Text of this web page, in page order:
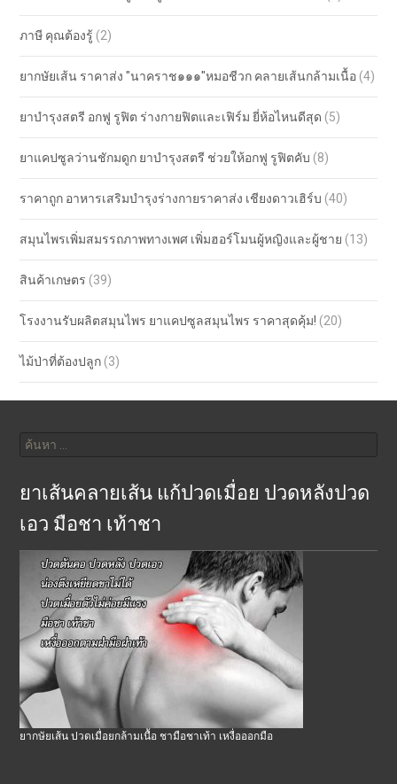
ภาษี คุณต้องรู้ (2)
ยากษัยเส้น ราคาส่ง "นาคราช๑๑๑"หมอชีวก คลายเส้นกล้ามเนื้อ (4)
ยาบำรุงสตรี อกฟู รูฟิต ร่างกายฟิตและเฟิร์ม ยี่ห้อไหนดีสุด (5)
ยาแคปซูลว่านชักมดูก ยาบำรุงสตรี ช่วยให้อกฟู รูฟิตคับ (8)
ราคาถูก อาหารเสริมบำรุงร่างกายราคาส่ง เชียงดาวเฮิร์บ (40)
สมุนไพรเพิ่มสมรรถภาพทางเพศ เพิ่มฮอร์โมนผู้หญิงและผู้ชาย (13)
สินค้าเกษตร (39)
โรงงานรับผลิตสมุนไพร ยาแคปซูลสมุนไพร ราคาสุดคุ้ม! (20)
ไม้ป่าที่ต้องปลูก (3)
สำหรับ:
ยาเส้นคลายเส้น แก้ปวดเมื่อย ปวดหลังปวด
เอว มือชา เท้าชา
ยากษัยเส้น ปวดเมื่อยกล้ามเนื้อ ชามือชาเท้า เหงื่อออกมือ